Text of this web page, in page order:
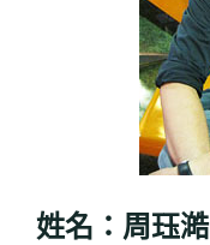
姓名：周珏澔